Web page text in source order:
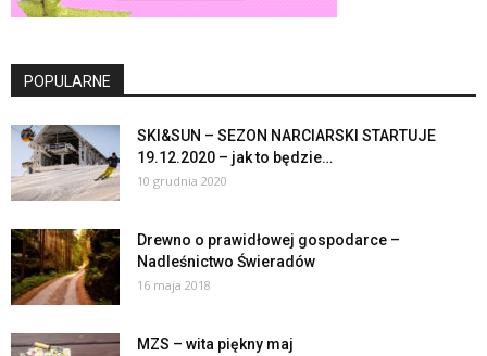
POPULARNE
SKI&SUN – SEZON NARCIARSKI STARTUJE
19.12.2020 – jak to będzie…
10 grudnia 2020
Drewno o prawidłowej gospodarce –
Nadleśnictwo Świeradów
16 maja 2018
MZS – wita piękny maj